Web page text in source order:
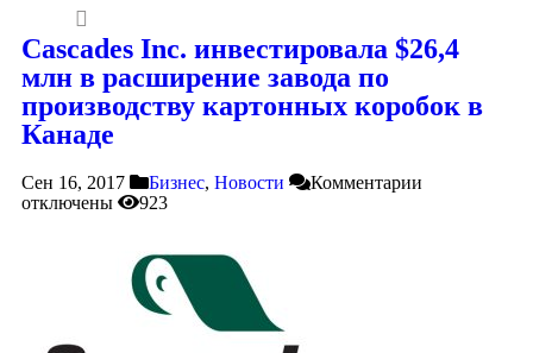
Cascades Inc. инвестировала $26,4
млн в расширение завода по
производству картонных коробок в
Канаде
Сен 16, 2017 Бизнес, Новости
Комментарии
отключены
923